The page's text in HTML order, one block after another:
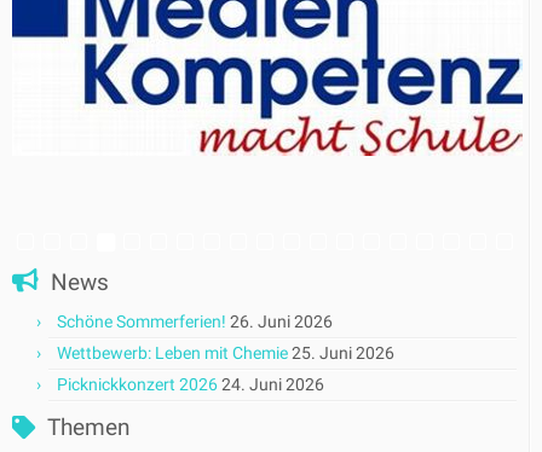
News
Schöne Sommerferien! 26. Juni 2026
Wettbewerb: Leben mit Chemie25. Juni 2026
Picknickkonzert 202624. Juni 2026
Themen